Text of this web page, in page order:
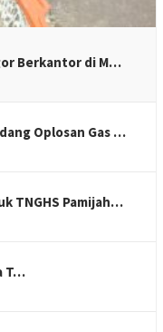
Berkantor di M…
Oplosan Gas …
TNGHS Pamijah…
T…